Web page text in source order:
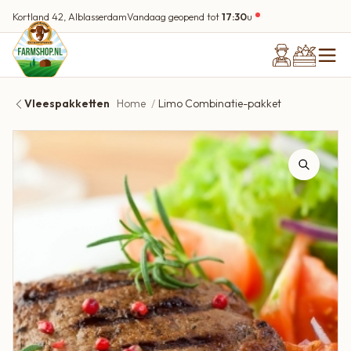
Kortland 42, AlblasserdamVandaag geopend tot17:30u
Vleespakketten Home Limo Combinatie-pakket